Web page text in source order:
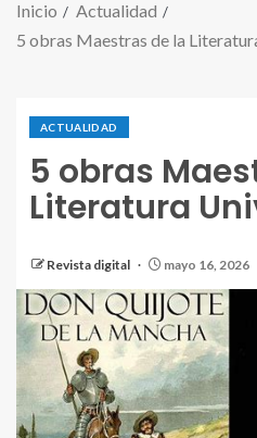
Inicio
Actualidad
5 obras Maestras de la
ACTUALIDAD
5 obras
Literatura
Revista digital mayo 16, 2026